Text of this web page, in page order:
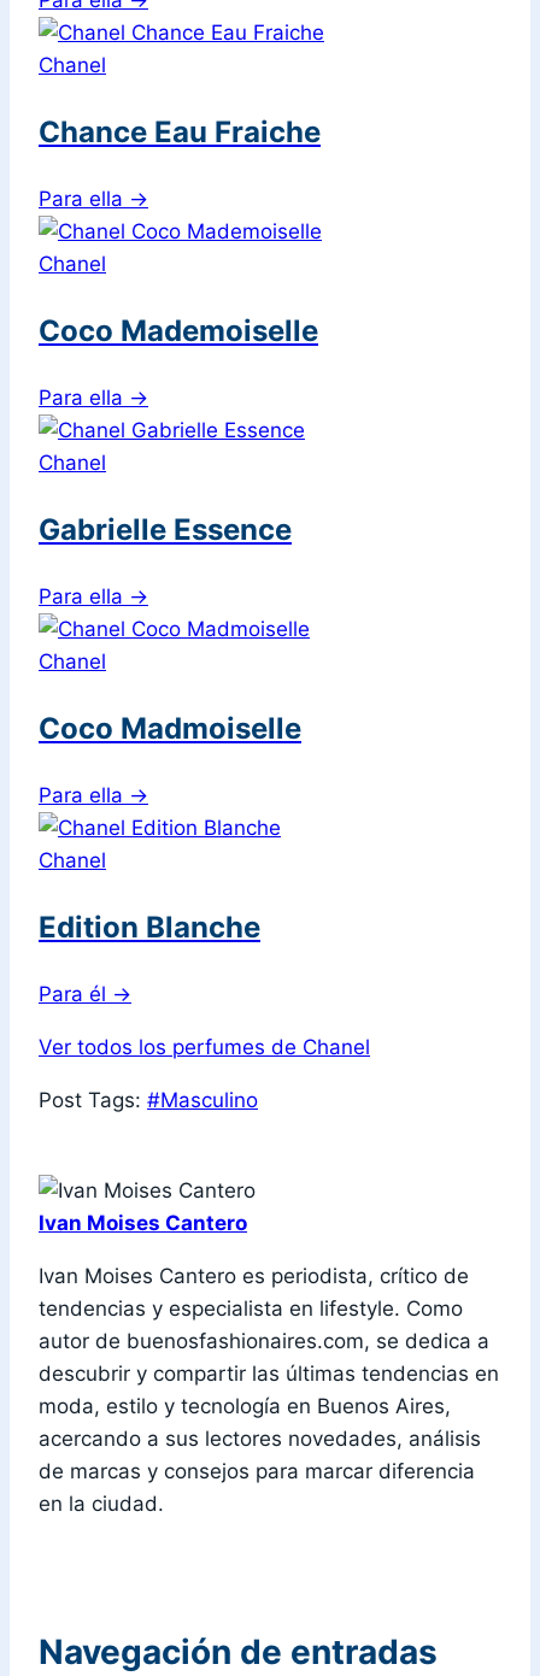
Chanel
Chance Eau Fraiche
Para ella →
Chanel
Coco Mademoiselle
Para ella →
Chanel
Gabrielle Essence
Para ella →
Chanel
Coco Madmoiselle
Para ella →
Chanel
Edition Blanche
Para él →
Ver todos los perfumes de Chanel
Post Tags: #Masculino
Ivan Moises Cantero
Ivan Moises Cantero es periodista, crítico de
tendencias y especialista en lifestyle. Como
autor de buenosfashionaires.com, se dedica a
descubrir y compartir las últimas tendencias en
moda, estilo y tecnología en Buenos Aires,
acercando a sus lectores novedades, análisis
de marcas y consejos para marcar diferencia
en la ciudad.
Navegación de entradas